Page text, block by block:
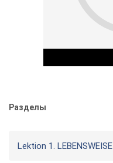
Разделы
Lektiоn 1. LEBENSWEISE